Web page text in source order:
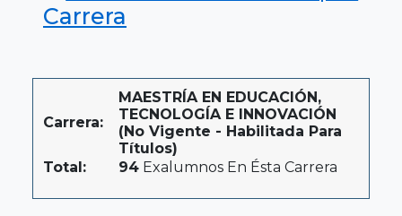
Carrera
Carrera:
MAESTRÍA EN EDUCACIÓN,
TECNOLOGÍA E INNOVACIÓN
(No Vigente - Habilitada Para
Títulos)
Total:
94 Exalumnos En Ésta Carrera